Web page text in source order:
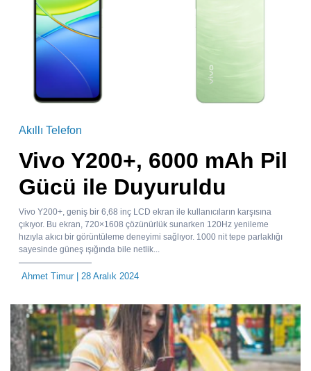
Akıllı Telefon
Vivo Y200+, 6000 mAh Pil
Gücü ile Duyuruldu
Vivo Y200+, geniş bir 6,68 inç LCD ekran ile kullanıcıların karşısına
çıkıyor. Bu ekran, 720×1608 çözünürlük sunarken 120Hz yenileme
hızıyla akıcı bir görüntüleme deneyimi sağlıyor. 1000 nit tepe parlaklığı
sayesinde güneş ışığında bile netlik...
Ahmet Timur| 28 Aralık 2024